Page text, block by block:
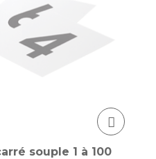
souple 1 à 100